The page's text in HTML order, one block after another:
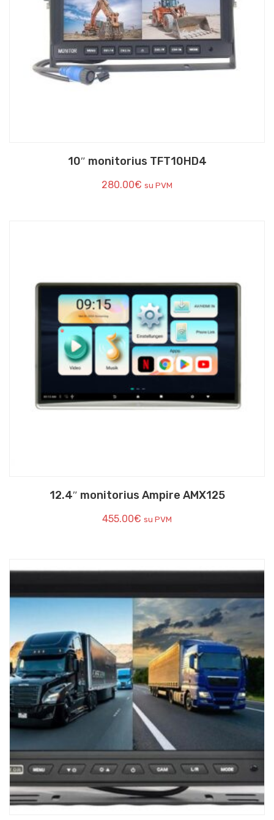
10″ monitorius TFT10HD4
280.00€ su PVM
12.4″ monitorius Ampire AMX125
455.00€ su PVM